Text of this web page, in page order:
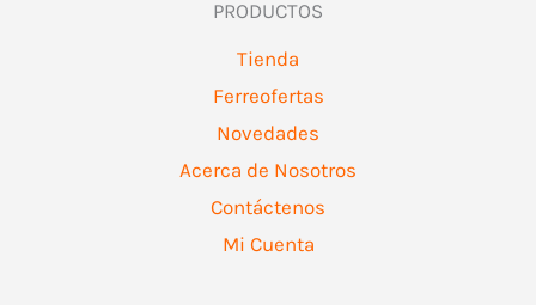
PRODUCTOS
Tienda
Ferreofertas
Novedades
Acerca de Nosotros
Contáctenos
Mi Cuenta